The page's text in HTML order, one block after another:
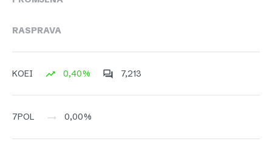
RASPRAVA
KOEI 0,40% 7,213
7POL 0,00%